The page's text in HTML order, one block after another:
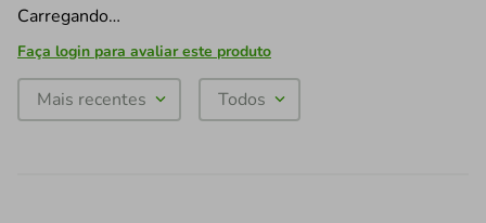
Carregando…
Faça login para avaliar este produto
Mais recentes Todos